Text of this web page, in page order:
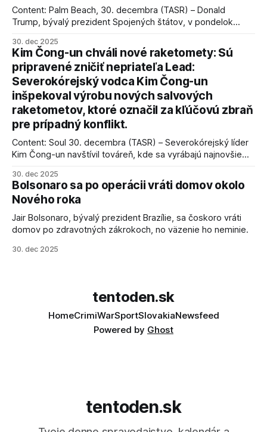
Content: Palm Beach, 30. decembra (TASR) – Donald
Trump, bývalý prezident Spojených štátov, v pondelok
kľúčové pre úspešné dosiahnutie prímeria v Gaze. Agentúra
AFP informuje, že Trump vyjadril presvedčenie, že Izrael plní
podmienky dohody o prí
30. dec 2025
Kim Čong-un chváli nové raketomety: Sú
pripravené zničiť nepriateľa Lead:
Severokórejský vodca Kim Čong-un
inšpekoval výrobu nových salvových
raketometov, ktoré označil za kľúčovú zbraň
pre prípadný konflikt.
Content: Soul 30. decembra (TASR) – Severokórejský líder
Kim Čong-un navštívil továreň, kde sa vyrábajú najnovšie
schopnosti. Informovali o tom štátne médiá KĽDR, na ktoré
sa odvoláva agentúra AFP.
30. dec 2025
Bolsonaro sa po operácii vráti domov okolo
Nového roka
Jair Bolsonaro, bývalý prezident Brazílie, sa čoskoro vráti
domov po zdravotných zákrokoch, no väzenie ho neminie.
30. dec 2025
tentoden.sk
HomeCrimiWarSportSlovakiaNewsfeed
Powered by Ghost
tentoden.sk